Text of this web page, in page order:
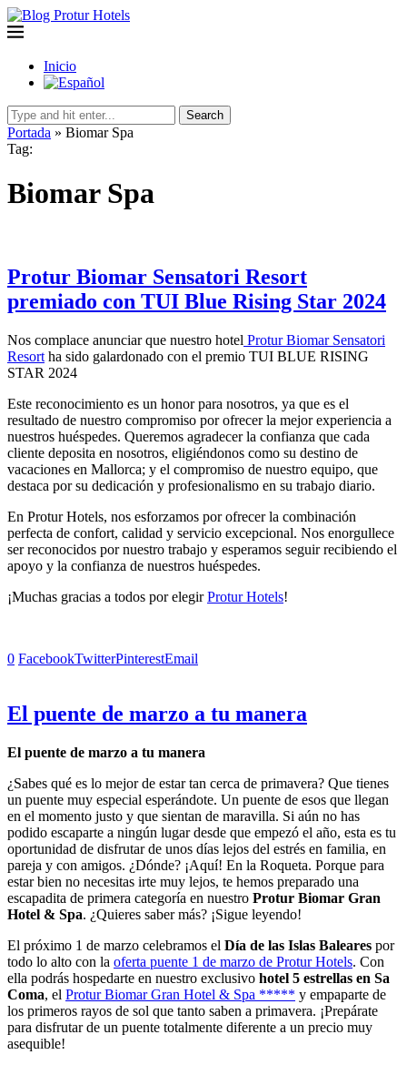
Inicio
Search
Portada » Biomar Spa
Tag:
Biomar Spa
Protur Biomar Sensatori Resort
premiado con TUI Blue Rising Star 2024
Nos complace anunciar que nuestro hotel Protur Biomar Sensatori
Resort ha sido galardonado con el premio TUI BLUE RISING
STAR 2024
Este reconocimiento es un honor para nosotros, ya que es el
resultado de nuestro compromiso por ofrecer la mejor experiencia a
nuestros huéspedes. Queremos agradecer la confianza que cada
cliente deposita en nosotros, eligiéndonos como su destino de
vacaciones en Mallorca; y el compromiso de nuestro equipo, que
destaca por su dedicación y profesionalismo en su trabajo diario.
En Protur Hotels, nos esforzamos por ofrecer la combinación
perfecta de confort, calidad y servicio excepcional. Nos enorgullece
ser reconocidos por nuestro trabajo y esperamos seguir recibiendo el
apoyo y la confianza de nuestros huéspedes.
¡Muchas gracias a todos por elegirProtur Hotels!
0 FacebookTwitterPinterestEmail
El puente de marzo a tu manera
El puente de marzo a tu manera
¿Sabes qué es lo mejor de estar tan cerca de primavera? Que tienes
un puente muy especial esperándote. Un puente de esos que llegan
en el momento justo y que sientan de maravilla. Si aún no has
podido escaparte a ningún lugar desde que empezó el año, esta es tu
oportunidad de disfrutar de unos días lejos del estrés en familia, en
pareja y con amigos. ¿Dónde? ¡Aquí! En la Roqueta. Porque para
estar bien no necesitas irte muy lejos, te hemos preparado una
escapadita de primera categoría en nuestro Protur Biomar Gran
Hotel & Spa. ¿Quieres saber más? ¡Sigue leyendo!
El próximo 1 de marzo celebramos el Día de las Islas Baleares por
todo lo alto con la oferta puente 1 de marzo de Protur Hotels. Con
ella podrás hospedarte en nuestro exclusivo hotel 5 estrellas en Sa
Coma, el Protur Biomar Gran Hotel & Spa ***** y empaparte de
los primeros rayos de sol que tanto saben a primavera. ¡Prepárate
para disfrutar de un puente totalmente diferente a un precio muy
asequible!